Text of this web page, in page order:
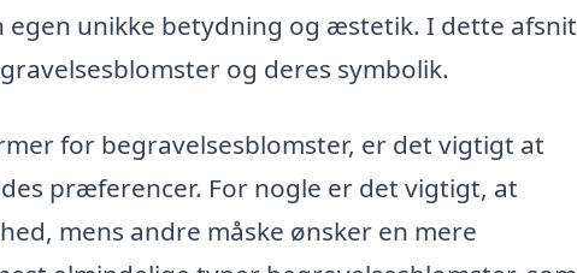
unikke betydning og æstetik. I dette afsnit
og deres symbolik.
for begravelsesblomster, er det vigtigt at
præferencer. For nogle er det vigtigt, at
mens andre måske ønsker en mere